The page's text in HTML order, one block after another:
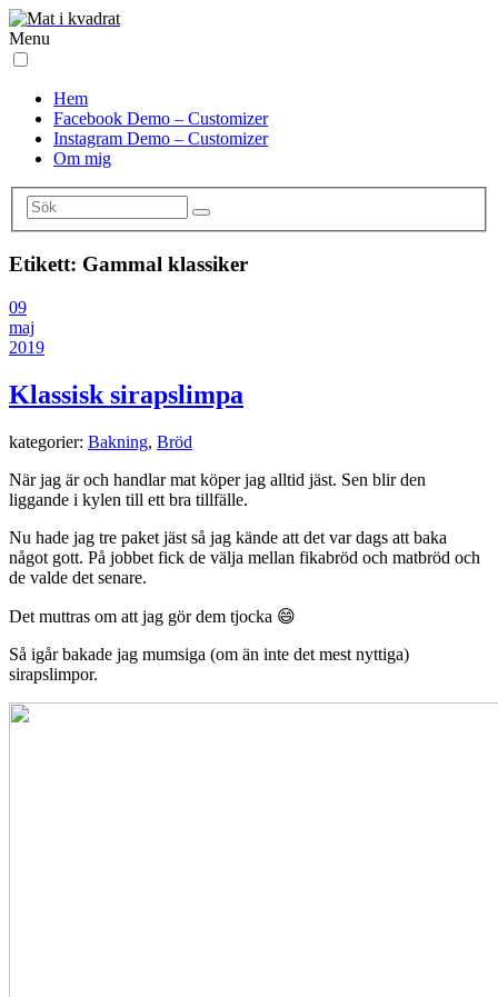
Menu
Hem
Facebook Demo – Customizer
Instagram Demo – Customizer
Om mig
Etikett: Gammal klassiker
09
maj
2019
Klassisk sirapslimpa
kategorier: Bakning, Bröd
När jag är och handlar mat köper jag alltid jäst. Sen blir den
liggande i kylen till ett bra tillfälle.
Nu hade jag tre paket jäst så jag kände att det var dags att baka
något gott. På jobbet fick de välja mellan fikabröd och matbröd och
de valde det senare.
Det muttras om att jag gör dem tjocka 😄
Så igår bakade jag mumsiga (om än inte det mest nyttiga)
sirapslimpor.